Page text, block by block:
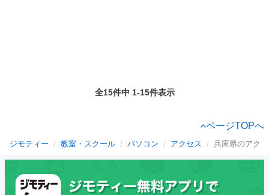
全15件中 1-15件表示
ページTOPへ
ジモティー 教室・スクール パソコン アクセス 兵庫県のアク